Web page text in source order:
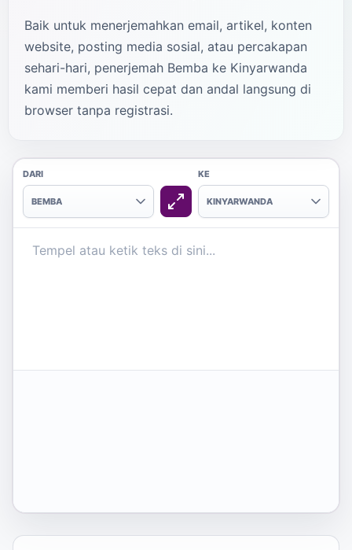
Baik untuk menerjemahkan email, artikel, konten
website, posting media sosial, atau percakapan
sehari-hari, penerjemah Bemba ke Kinyarwanda
kami memberi hasil cepat dan andal langsung di
browser tanpa registrasi.
DARI
BEMBA
KE
KINYARWANDA